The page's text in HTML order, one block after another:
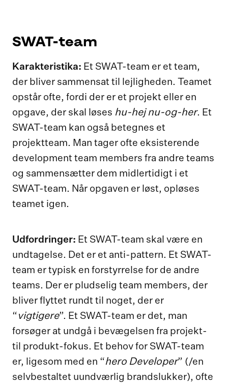
SWAT-team
Karakteristika: Et SWAT-team er et team,
der bliver sammensat til lejligheden. Teamet
opstår ofte, fordi der er et projekt eller en
opgave, der skal løses hu-hej nu-og-her. Et
SWAT-team kan også betegnes et
projektteam. Man tager ofte eksisterende
development team members fra andre teams
og sammensætter dem midlertidigt i et
SWAT-team. Når opgaven er løst, opløses
teamet igen.
Udfordringer: Et SWAT-team skal være en
undtagelse. Det er et anti-pattern. Et SWAT-
team er typisk en forstyrrelse for de andre
teams. Der er pludselig team members, der
bliver flyttet rundt til noget, der er
“ vigtigere”. Et SWAT-team er det, man
forsøger at undgå i bevægelsen fra projekt-
til produkt-fokus. Et behov for SWAT-team
er, ligesom med en “ hero Developer” (/en
selvbestaltet uundværlig brandslukker), ofte